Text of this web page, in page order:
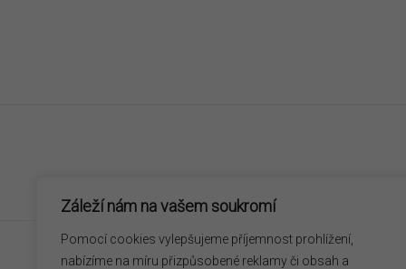
Záleží nám na vašem soukromí
Pomocí cookies vylepšujeme příjemnost prohlížení,
nabízíme na míru přizpůsobené reklamy či obsah a